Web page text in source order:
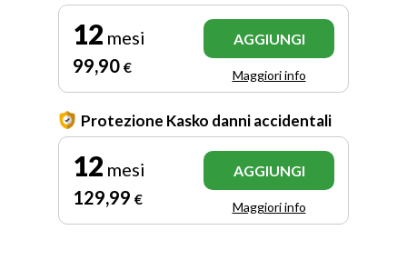
12 mesi
99,90 €
AGGIUNGI
Maggiori info
Protezione Kasko danni accidentali
12 mesi
129,99 €
AGGIUNGI
Maggiori info